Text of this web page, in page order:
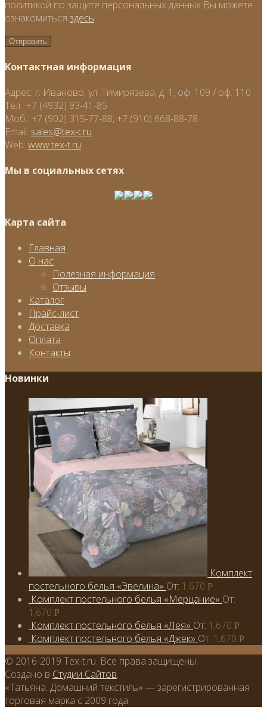
политикой по защите персональных данных Вы можете
ознакомиться здесь.
Контактная информация
Адрес: г. Иваново, ул. Тимирязева, д. 1, оф. 109 / оф. 110
Тел.: +7 (4932) 93-41-85
Моб.: +7 (902) 315-77-88, +7 (910) 668-88-78
Email: sales@tex-t.ru
Web: www.tex-t.ru
Мы в социальных сетях
Карта сайта
Главная
О нас
Полезная информация
Отзывы
Каталог
Прайс-лист
Доставка
Оплата
Контакты
Новинки
Комплект
постельного белья «Эвелина» От: 1,670 Р
Комплект постельного белья «Мерцание» От:
1,670 Р
Комплект постельного белья «Лея» От: 1,670 Р
Комплект постельного белья «Джек» От: 1,670 Р
© 2016-2019 Tex-t.ru. Все права защищены.
Создано в Студии Сайтов.
«Татьяна. Домашний текстиль» — зарегистрированная
торговая марка с 2009 года.